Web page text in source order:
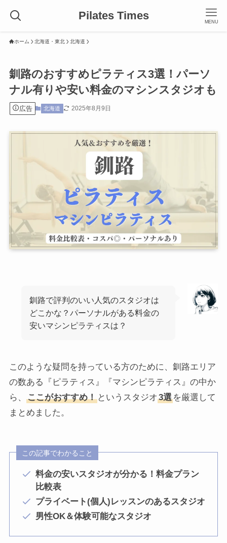
Pilates Times MENU
ホーム 北海道・東北 北海道
釧路のおすすめピラティス3選！パーソ
ナル有りや安い料金のマシンスタジオも
広告 北海道 2025年8月9日
釧路で評判のいい人気のスタジオは
どこかな？パーソナルがある料金の
安いマシンピラティスは？
このような疑問を持っている方のために、釧路エリア
の数ある『ピラティス』『マシンピラティス』の中か
ら、
ここがおすすめ！というスタジオ 3選を厳選して
まとめました。
この記事でわかること
料金の安いスタジオが分かる！料金プラン
比較表
プライベート(個人)レッスンのあるスタジオ
男性OK＆体験可能なスタジオ